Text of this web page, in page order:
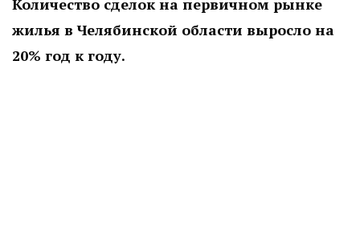
Количество сделок на первичном рынке
жилья в Челябинской области выросло на
20% год к году.